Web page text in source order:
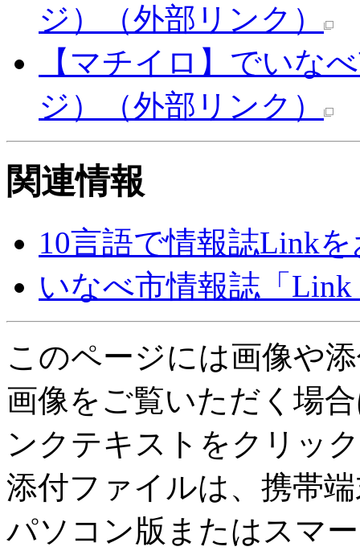
ジ）
（外部リンク）
【マチイロ】でいな
ジ）
（外部リンク）
関連情報
10言語で情報誌Link
いなべ市情報誌「
このページには画像や
画像をご覧いただく場
ンクテキストをクリッ
添付ファイルは、携帯
パソコン版またはスマ